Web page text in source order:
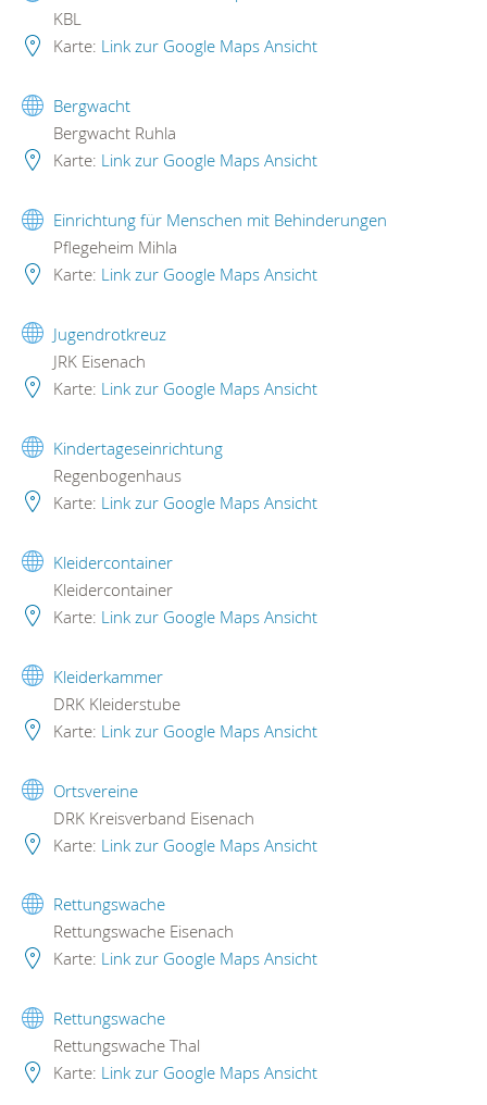
KBL
Karte: Link zur Google Maps Ansicht
Bergwacht
Bergwacht Ruhla
Karte: Link zur Google Maps Ansicht
Einrichtung für Menschen mit Behinderungen
Pflegeheim Mihla
Karte: Link zur Google Maps Ansicht
Jugendrotkreuz
JRK Eisenach
Karte: Link zur Google Maps Ansicht
Kindertageseinrichtung
Regenbogenhaus
Karte: Link zur Google Maps Ansicht
Kleidercontainer
Kleidercontainer
Karte: Link zur Google Maps Ansicht
Kleiderkammer
DRK Kleiderstube
Karte: Link zur Google Maps Ansicht
Ortsvereine
DRK Kreisverband Eisenach
Karte: Link zur Google Maps Ansicht
Rettungswache
Rettungswache Eisenach
Karte: Link zur Google Maps Ansicht
Rettungswache
Rettungswache Thal
Karte: Link zur Google Maps Ansicht